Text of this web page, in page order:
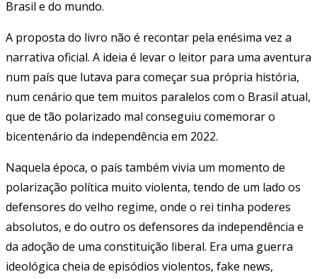
Brasil e do mundo.
A proposta do livro não é recontar pela enésima vez a
narrativa oficial. A ideia é levar o leitor para uma aventura
num país que lutava para começar sua própria história,
num cenário que tem muitos paralelos com o Brasil atual,
que de tão polarizado mal conseguiu comemorar o
bicentenário da independência em 2022.
Naquela época, o país também vivia um momento de
polarização política muito violenta, tendo de um lado os
defensores do velho regime, onde o rei tinha poderes
absolutos, e do outro os defensores da independência e
da adoção de uma constituição liberal. Era uma guerra
ideológica cheia de episódios violentos, fake news,